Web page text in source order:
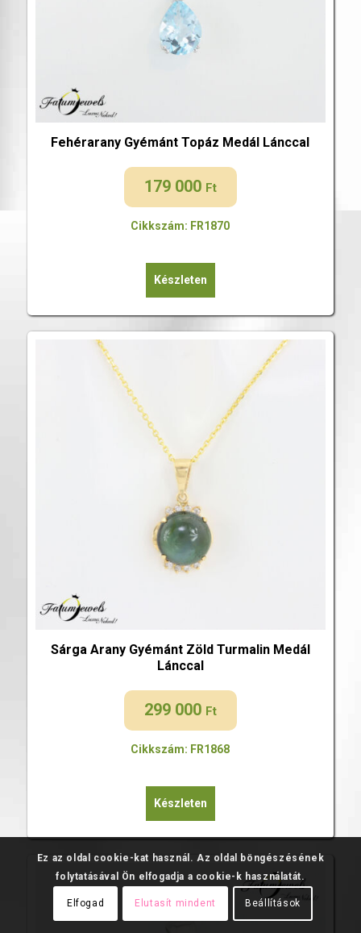
Fehérarany Gyémánt Topáz Medál Lánccal
179 000 Ft
Cikkszám: FR1870
Készleten
Sárga Arany Gyémánt Zöld Turmalin Medál
Lánccal
299 000 Ft
Cikkszám: FR1868
Készleten
Ez az oldal cookie-kat használ. Az oldal böngészésének
folytatásával Ön elfogadja a cookie-k használatát.
Elfogad Elutasít mindent Beállítások